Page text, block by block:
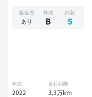
板金歴
あり
外装
B
内装
S
年式
2022
走行距離
3.3万km